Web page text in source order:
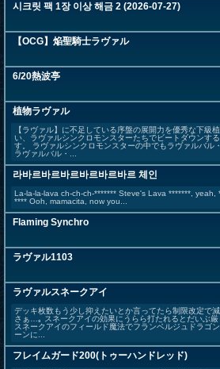
시크릿 팩 1장 이상 해금 2 (2026-07-27)
【OCG】焔聖騎士ラヴァル
6/20熱波亭
植物ラヴァル
【ラヴァル】に不足している序盤の展開力を優秀な下級
い、ラヴァルシンクロモンスターたちでビートダウンす
す。 ラヴァルシンクロモンスターの中でもラヴァルバル
ラヴァルバル・...
라바르바르바르바르바르바르 체인
La-la-la-lava ch-ch-ch-******* Steve's Lava *******, yeah,
**** Ooh, mamacita, now you...
Flaming Synchro
ラヴァル1103
ラヴァルスネークアイ
デッキ枚数もう少し抑えたいとか言ってたら制限改定で
さぁ…｡ スネークアイの効果にうらら打たれるとだいぶ厳
スネークアイのフィールド魔法でフランベルジュドラゴ
ーンに...
フレイムガード200(トゥーハンドレッド)